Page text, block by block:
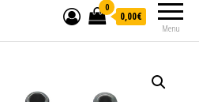
Menu
0
0,00€